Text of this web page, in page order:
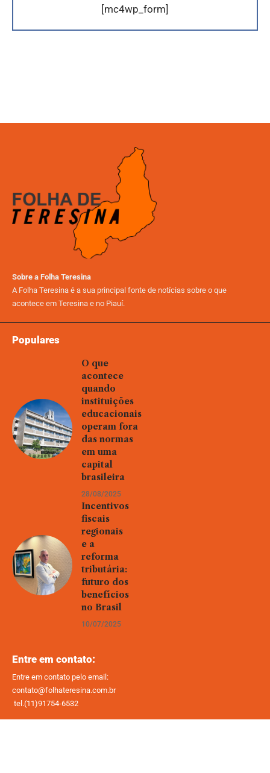
[mc4wp_form]
Sobre a Folha Teresina
A Folha Teresina é a sua principal fonte de notícias sobre o que
acontece em Teresina e no Piauí.
Populares
O que
acontece
quando
instituições
educacionais
operam fora
das normas
em uma
capital
brasileira
28/08/2025
Incentivos
fiscais
regionais
e a
reforma
tributária:
futuro dos
benefícios
no Brasil
10/07/2025
Entre em contato:
Entre em contato pelo email:
contato@folhateresina.com.br
tel.(11)91754-6532